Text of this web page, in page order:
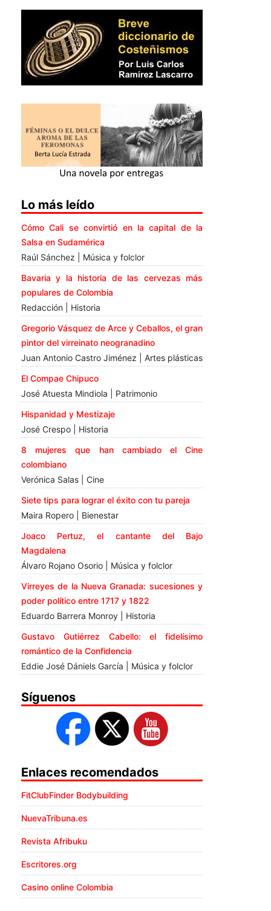
Lo más leído
Cómo Cali se convirtió en la capital de la
Salsa en Sudamérica
Raúl Sánchez | Música y folclor
Bavaria y la historia de las cervezas más
populares de Colombia
Redacción | Historia
Gregorio Vásquez de Arce y Ceballos, el gran
pintor del virreinato neogranadino
Juan Antonio Castro Jiménez | Artes plásticas
El Compae Chipuco
José Atuesta Mindiola | Patrimonio
Hispanidad y Mestizaje
José Crespo | Historia
8 mujeres que han cambiado el Cine
colombiano
Verónica Salas | Cine
Siete tips para lograr el éxito con tu pareja
Maira Ropero | Bienestar
Joaco Pertuz, el cantante del Bajo
Magdalena
Álvaro Rojano Osorio | Música y folclor
Virreyes de la Nueva Granada: sucesiones y
poder político entre 1717 y 1822
Eduardo Barrera Monroy | Historia
Gustavo Gutiérrez Cabello: el fidelísimo
romántico de la Confidencia
Eddie José Dániels García | Música y folclor
Síguenos
Enlaces recomendados
FitClubFinder Bodybuilding
NuevaTribuna.es
Revista Afribuku
Escritores.org
Casino online Colombia